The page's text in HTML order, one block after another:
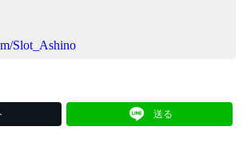
Slot_Ashino
送る